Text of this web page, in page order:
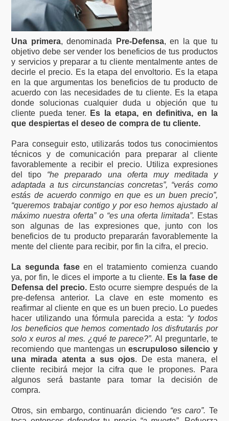
Una primera, denominada Pre-Defensa, en la que tu
objetivo debe ser vender los beneficios de tus productos
y servicios y preparar a tu cliente mentalmente antes de
decirle el precio. Es la etapa del envoltorio. Es la etapa
en la que argumentas los beneficios de tu producto de
acuerdo con las necesidades de tu cliente. Es la etapa
donde solucionas cualquier duda u objeción que tu
cliente pueda tener.
Es la etapa, en definitiva, en la
que despiertas el deseo de compra de tu cliente.
Para conseguir esto, utilizarás todos tus conocimientos
técnicos y de comunicación para preparar al cliente
favorablemente a recibir el precio. Utiliza expresiones
del tipo “he preparado una oferta muy meditada y
adaptada a tus circunstancias concretas”, “verás como
estás de acuerdo conmigo en que es un buen precio”,
“queremos trabajar contigo y por eso hemos ajustado al
máximo nuestra oferta” o “es una oferta limitada”. Estas
son algunas de las expresiones que, junto con los
beneficios de tu producto prepararán favorablemente la
mente del cliente para recibir, por fin la cifra, el precio.
La segunda faseen el tratamiento comienza cuando
ya, por fin, le dices el importe a tu cliente. Es la fase de
Defensa del precio. Esto ocurre siempre después de la
pre-defensa anterior. La clave en este momento es
reafirmar al cliente en que es un buen precio. Lo puedes
hacer utilizando una fórmula parecida a esta: “y todos
los beneficios que hemos comentado los disfrutarás por
solo x euros al mes. ¿qué te parece?”. Al preguntarle, te
recomiendo que mantengas unescrupuloso silencio y
una mirada atenta a sus ojos. De esta manera, el
cliente recibirá mejor la cifra que le propones. Para
algunos será bastante para tomar la decisión de
compra.
Otros, sin embargo, continuarán diciendo “es caro”. Te